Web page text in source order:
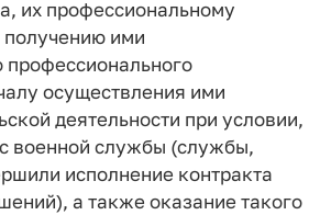
их профессиональному
ими
профессионального
осуществления ими
деятельности при условии,
военной службы (службы,
исполнение контракта
а также оказание такого